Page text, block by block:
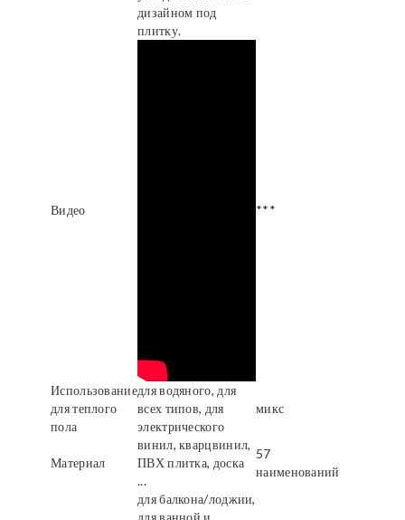
дизайном под
плитку.
Видео ***
Использование
для теплого
пола
для водяного, для
всех типов, для
электрического
микс
Материал
винил, кварцвинил,
ПВХ плитка, доска
...
57
наименований
для балкона/лоджии,
для ванной и